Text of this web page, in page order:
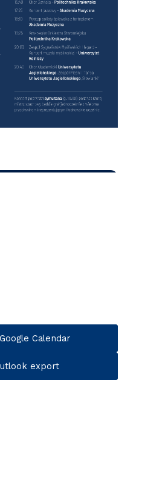
Calendar
export